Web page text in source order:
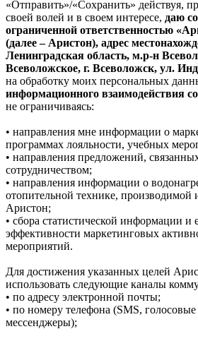
«Отправить»/«Сохранить» действуя,
своей волей и в своем интересе, даю
ограниченной ответственностью
(далее – Аристон), адрес
Ленинградская область, м.р-н
Всеволожское, г. Всеволожск, ул.
на обработку моих персональных
информационного взаимодействия
не ограничиваясь:
• направления мне информации о
программах лояльности, учебных
• направления предложений,
сотрудничеством;
• направления информации о
отопительной технике, производимой
Аристон;
• сбора статистической информации и
эффективности маркетинговых
мероприятий.
Для достижения указанных целей
использовать следующие каналы
• по адресу электронной почты;
• по номеру телефона (SMS,
мессенджеры);